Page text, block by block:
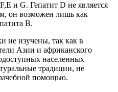
и G. Гепатит D не является
он возможен лишь как
В.
не изучены, так как в
Азии и африканского
населенных
традиции, не
помощью.